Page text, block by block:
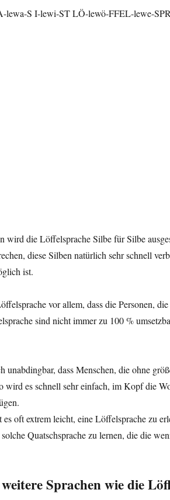
lewa-S I-lewi-ST LÖ-lewö-FFEL-lewe-
wird die Löffelsprache Silbe für Silbe
diese Silben natürlich sehr schnell
ist.
vor allem, dass die Personen,
sind nicht immer zu 100 %
unabdingbar, dass Menschen, die ohne
wird es schnell sehr einfach, im Kopf die
oft extrem leicht, eine Löffelsprache zu
Quatschsprache zu lernen, die die
Sprachen wie die